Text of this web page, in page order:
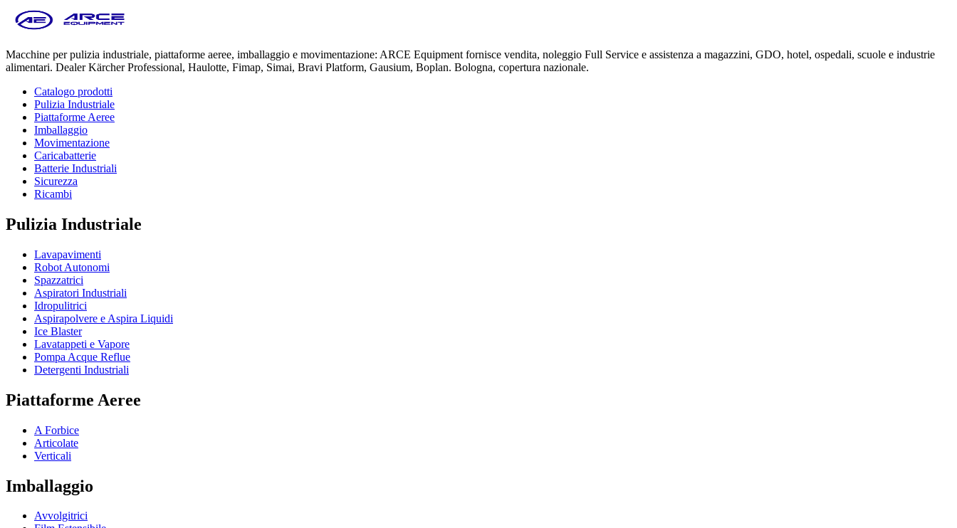
Macchine per pulizia industriale, piattaforme aeree, imballaggio e movimentazione: ARCE Equipment fornisce vendita, noleggio Full Service e assistenza a magazzini, GDO, hotel, ospedali, scuole e industrie
alimentari. Dealer Kärcher Professional, Haulotte, Fimap, Simai, Bravi Platform, Gausium, Boplan. Bologna, copertura nazionale.
Catalogo prodotti
Pulizia Industriale
Piattaforme Aeree
Imballaggio
Movimentazione
Caricabatterie
Batterie Industriali
Sicurezza
Ricambi
Pulizia Industriale
Lavapavimenti
Robot Autonomi
Spazzatrici
Aspiratori Industriali
Idropulitrici
Aspirapolvere e Aspira Liquidi
Ice Blaster
Lavatappeti e Vapore
Pompa Acque Reflue
Detergenti Industriali
Piattaforme Aeree
A Forbice
Articolate
Verticali
Imballaggio
Avvolgitrici